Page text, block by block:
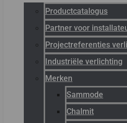
Productcatalogus
Partner voor
Projectreferenties
Industriële verlichting
Merken
Sammode
Chalmit